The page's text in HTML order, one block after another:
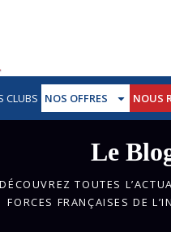
CLUBS NOS OFFRES NOUS
Le
DÉCOUVREZ TOUTES
FORCES FRANÇAISES DE